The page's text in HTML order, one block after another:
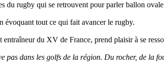
du rugby qui se retrouvent pour parler ballon
évoquant tout ce qui fait avancer le rugby.
du XV de France, prend plaisir à se
pas dans les golfs de la région. Du rocher, de